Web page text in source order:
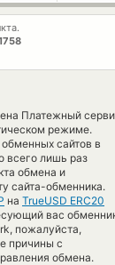
Платежный
режиме.
сайтов в
всего лишь раз
обмена и
сайта-обменника.
на TrueUSD ERC20
вас
пожалуйста,
причины с
обмена.